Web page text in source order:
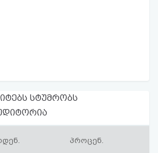
სტუმრობს
პროცენ.